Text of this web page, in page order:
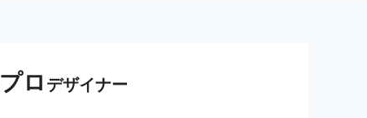
プロ デザイナー